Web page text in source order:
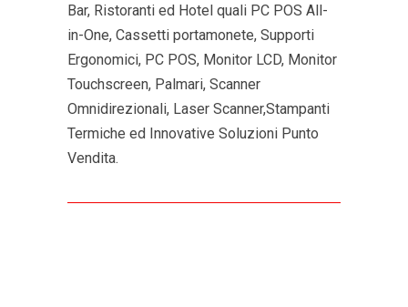
Bar, Ristoranti ed Hotel quali PC POS All-
in-One, Cassetti portamonete, Supporti
Ergonomici, PC POS, Monitor LCD, Monitor
Touchscreen, Palmari, Scanner
Omnidirezionali, Laser Scanner,Stampanti
Termiche ed Innovative Soluzioni Punto
Vendita.